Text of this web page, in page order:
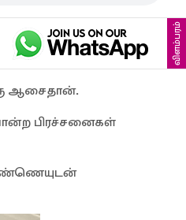
விளம்பரம்
ஆசைதான்.
பிரச்சனைகள்
எண்ணெயுடன்